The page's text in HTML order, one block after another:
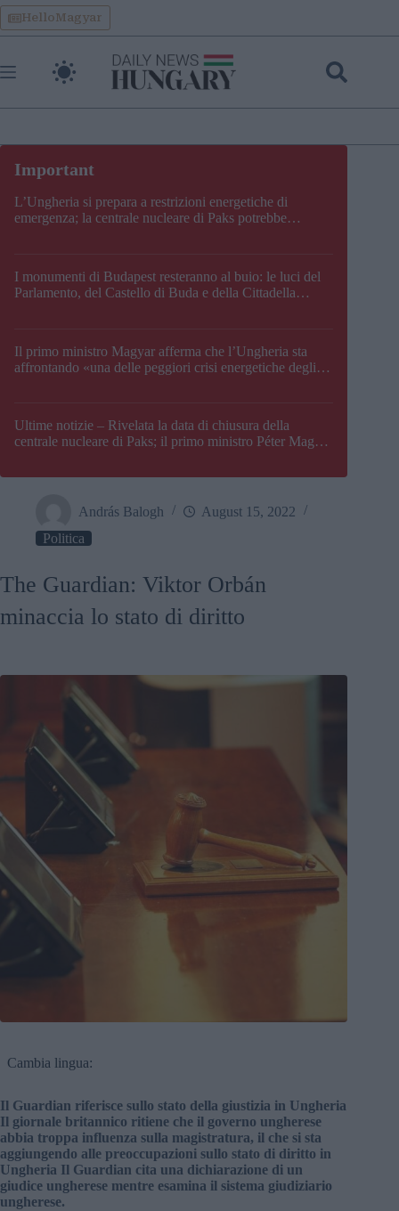
Skip
to
content
HelloMagyar
L’Ungheria si prepara a restrizioni energetiche di
emergenza; la centrale nucleare di Paks potrebbe
I monumenti di Budapest resteranno al buio: le luci del
Parlamento, del Castello di Buda e della Cittadella
Il primo ministro Magyar afferma che l’Ungheria sta
affrontando «una delle peggiori crisi energetiche degli
Ultime notizie – Rivelata la data di chiusura della
centrale nucleare di Paks; il primo ministro Péter Magyar
András Balogh
August 15, 2022
Politica
The Guardian: Viktor Orbán
minaccia lo stato di diritto
Cambia lingua:
Il Guardian riferisce sullo stato della giustizia in Ungheria
Il giornale britannico ritiene che il governo ungherese
abbia troppa influenza sulla magistratura, il che si sta
aggiungendo alle preoccupazioni sullo stato di diritto in
Ungheria Il Guardian cita una dichiarazione di un
giudice ungherese mentre esamina il sistema giudiziario
ungherese.